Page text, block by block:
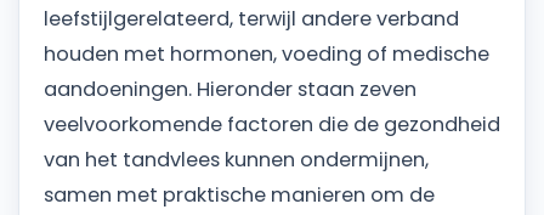
leefstijlgerelateerd, terwijl andere verband
houden met hormonen, voeding of medische
aandoeningen. Hieronder staan zeven
veelvoorkomende factoren die de gezondheid
van het tandvlees kunnen ondermijnen,
samen met praktische manieren om de